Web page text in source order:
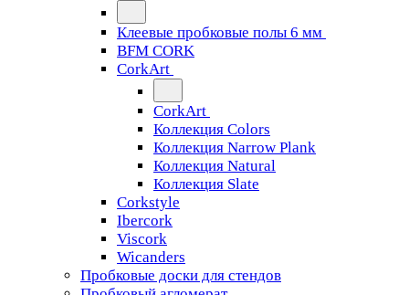
Клеевые пробковые полы 6 мм
BFM CORK
CorkArt
CorkArt
Коллекция Colors
Коллекция Narrow Plank
Коллекция Natural
Коллекция Slate
Corkstyle
Ibercork
Viscork
Wicanders
Пробковые доски для стендов